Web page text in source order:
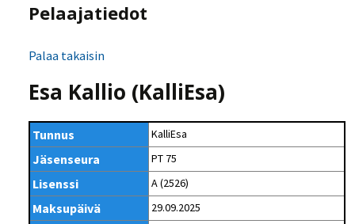
Pelaajatiedot
Palaa takaisin
Esa Kallio (KalliEsa)
Tunnus KalliEsa
Jäsenseura PT 75
Lisenssi A (2526)
Maksupäivä 29.09.2025